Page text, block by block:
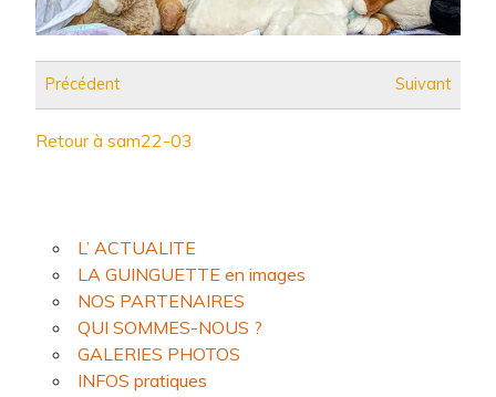
Précédent Suivant
Retour à sam22-03
L’ ACTUALITE
LA GUINGUETTE en images
NOS PARTENAIRES
QUI SOMMES-NOUS ?
GALERIES PHOTOS
INFOS pratiques